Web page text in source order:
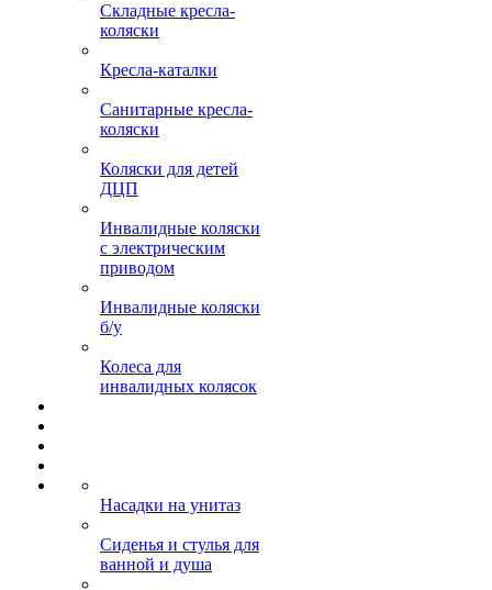
Складные кресла-
коляски
Кресла-каталки
Санитарные кресла-
коляски
Коляски для детей
ДЦП
Инвалидные коляски
с электрическим
приводом
Инвалидные коляски
б/у
Колеса для
инвалидных колясок
Насадки на унитаз
Сиденья и стулья для
ванной и душа